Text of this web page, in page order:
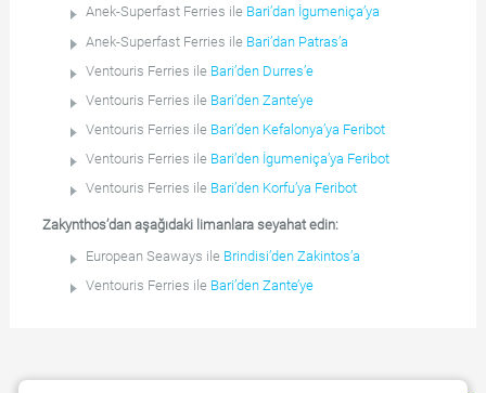
Anek-Superfast Ferries ile Bari’dan İgumeniça’ya
Anek-Superfast Ferries ile Bari’dan Patras’a
Ventouris Ferries ile Bari’den Durres’e
Ventouris Ferries ile Bari’den Zante’ye
Ventouris Ferries ile Bari’den Kefalonya’ya Feribot
Ventouris Ferries ile Bari’den İgumeniça’ya Feribot
Ventouris Ferries ile Bari’den Korfu’ya Feribot
Zakynthos’dan aşağıdaki limanlara seyahat edin:
European Seaways ile Brindisi’den Zakintos’a
Ventouris Ferries ile Bari’den Zante’ye